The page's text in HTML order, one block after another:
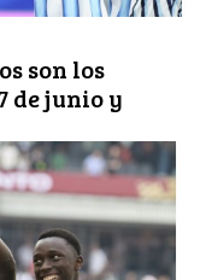
son los
de junio y